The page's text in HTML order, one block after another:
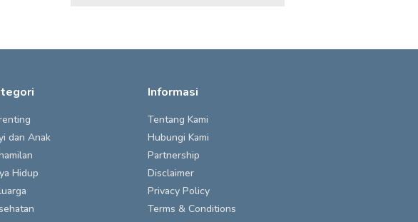
dan Anak
Hidup
Informasi
Tentang Kami
Hubungi Kami
Partnership
Disclaimer
Privacy Policy
Terms & Conditions